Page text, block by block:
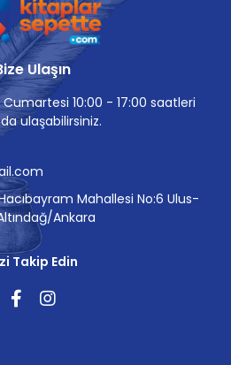
Ulaşın
10:00 - 17:00 saatleri
ulaşabilirsiniz.
Mahallesi No:6 Ulus-
Ankara
Takip Edin